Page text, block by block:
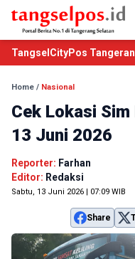
TangselCityPos
Home / Nasional
Cek Lokasi
13 Juni 2026
Reporter: Farhan
Editor: Redaksi
Sabtu, 13 Juni 2026 | 07:09 WIB
Share